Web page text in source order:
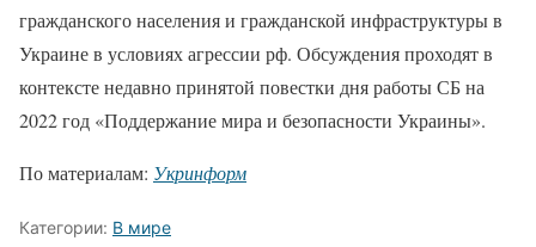
гражданского населения и гражданской инфраструктуры в
Украине в условиях агрессии рф. Обсуждения проходят в
контексте недавно принятой повестки дня работы СБ на
2022 год «Поддержание мира и безопасности Украины».
По материалам: Укринформ
Категории: В мире